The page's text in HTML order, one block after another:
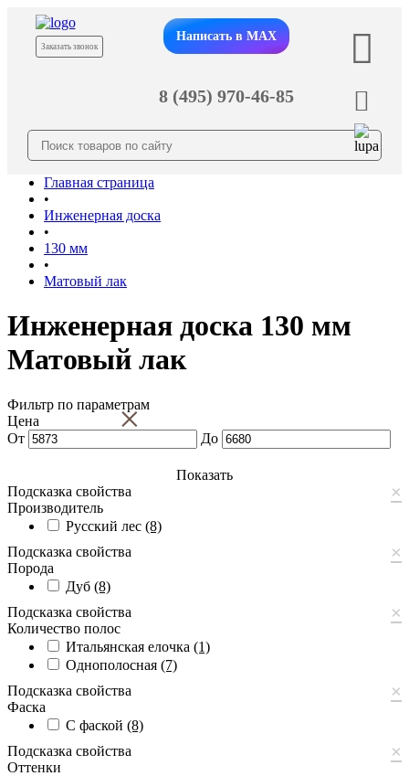
Заказать звонок
Написать в MAX
8 (495) 970-46-85
Главная страница
•
Инженерная доска
•
130 мм
•
Матовый лак
Инженерная доска 130 мм
Матовый лак
Фильтр по параметрам
×
Цена
От
До
Показать
Подсказка свойства
×
Производитель
Русский лес (8)
Подсказка свойства
×
Порода
Дуб (8)
Подсказка свойства
×
Количество полос
Итальянская елочка (1)
Однополосная (7)
Подсказка свойства
×
Фаска
С фаской (8)
Подсказка свойства
×
Оттенки